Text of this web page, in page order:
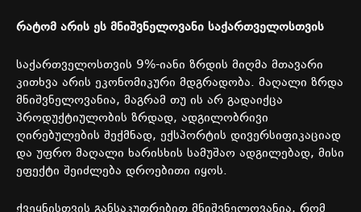
რატომ არის ეს მნიშვნელოვანი საქართველოსთვის
საქართველოსთვის 9%-იანი ზრდის მიღმა მთავარი
კითხვა არის ეკონომიკური მდგრადობა. მაღალი ზრდა
მნიშვნელოვანია, მაგრამ თუ ის არ გადაიქცა
პროდუქტიულობის ზრდად, ადგილობრივი
ღირებულების შექმნად, ექსპორტის დივერსიფიკაციად
და უფრო მაღალი ხარისხის სამუშაო ადგილებად, მისი
ეფექტი შეიძლება დროებითი იყოს.